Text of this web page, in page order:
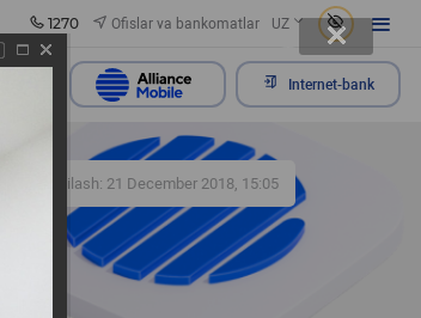
1270 Ofislar va bankomatlar UZ
Internet-bank
Yangilash: 21 December 2018, 15:05